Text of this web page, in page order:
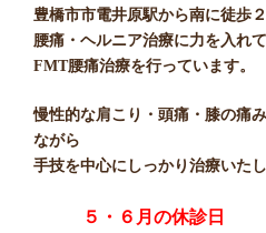
豊橋市市電井原駅から南に徒歩
腰痛・ヘルニア治療に力を入れ
FMT腰痛治療を行っています。
慢性的な肩こり・頭痛・膝の痛
ながら
手技を中心にしっかり治療いたし
５・６月の休診日